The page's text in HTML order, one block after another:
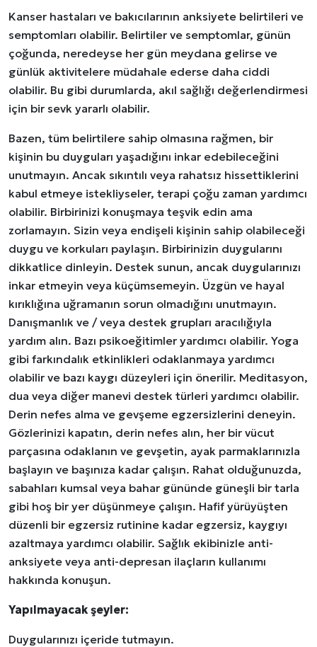
Kanser hastaları ve bakıcılarının anksiyete belirtileri ve
semptomları olabilir. Belirtiler ve semptomlar, günün
çoğunda, neredeyse her gün meydana gelirse ve
günlük aktivitelere müdahale ederse daha ciddi
olabilir. Bu gibi durumlarda, akıl sağlığı değerlendirmesi
için bir sevk yararlı olabilir.
Bazen, tüm belirtilere sahip olmasına rağmen, bir
kişinin bu duyguları yaşadığını inkar edebileceğini
unutmayın. Ancak sıkıntılı veya rahatsız hissettiklerini
kabul etmeye istekliyseler, terapi çoğu zaman yardımcı
olabilir. Birbirinizi konuşmaya teşvik edin ama
zorlamayın. Sizin veya endişeli kişinin sahip olabileceği
duygu ve korkuları paylaşın. Birbirinizin duygularını
dikkatlice dinleyin. Destek sunun, ancak duygularınızı
inkar etmeyin veya küçümsemeyin. Üzgün ve hayal
kırıklığına uğramanın sorun olmadığını unutmayın.
Danışmanlık ve / veya destek grupları aracılığıyla
yardım alın. Bazı psikoeğitimler yardımcı olabilir. Yoga
gibi farkındalık etkinlikleri odaklanmaya yardımcı
olabilir ve bazı kaygı düzeyleri için önerilir. Meditasyon,
dua veya diğer manevi destek türleri yardımcı olabilir.
Derin nefes alma ve gevşeme egzersizlerini deneyin.
Gözlerinizi kapatın, derin nefes alın, her bir vücut
parçasına odaklanın ve gevşetin, ayak parmaklarınızla
başlayın ve başınıza kadar çalışın. Rahat olduğunuzda,
sabahları kumsal veya bahar gününde güneşli bir tarla
gibi hoş bir yer düşünmeye çalışın. Hafif yürüyüşten
düzenli bir egzersiz rutinine kadar egzersiz, kaygıyı
azaltmaya yardımcı olabilir. Sağlık ekibinizle anti-
anksiyete veya anti-depresan ilaçların kullanımı
hakkında konuşun.
Yapılmayacak şeyler:
Duygularınızı içeride tutmayın.